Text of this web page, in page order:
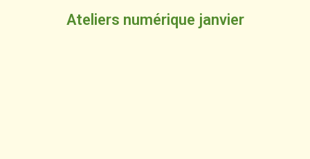
Ateliers numérique janvier